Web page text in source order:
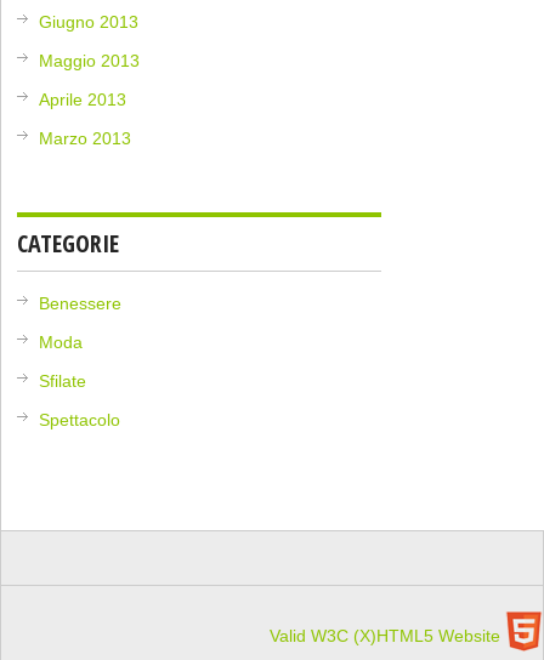
Giugno 2013
Maggio 2013
Aprile 2013
Marzo 2013
CATEGORIE
Benessere
Moda
Sfilate
Spettacolo
Valid W3C (X)HTML5 Website